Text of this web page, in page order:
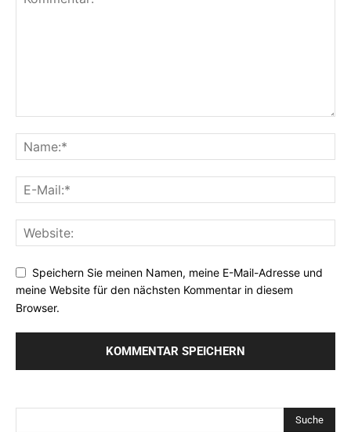
Speichern Sie meinen Namen, meine E-Mail-Adresse und
meine Website für den nächsten Kommentar in diesem
Browser.